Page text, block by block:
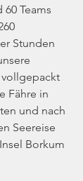
Teams
Stunden
Fähre in
und nach
Seereise
Borkum